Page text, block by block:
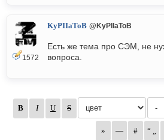
1572
KyPIIaToB @KyPIIaToB
Есть же тема про СЭМ, не
вопроса.